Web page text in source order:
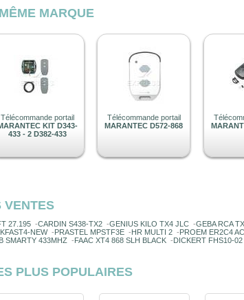
MARQUE
Télécommande portail
KIT D343-
433 - 2 D382-433
Télécommande portail
MARANTEC D572-868
VENTES
27.195 -CARDIN S438-TX2 -GENIUS KILO TX4 JLC -GEBA RCA
NEW-PRASTEL MPSTF3E -HR MULTI 2 -PROEM ER2C4
SMARTY 433MHZ -FAAC XT4 868 SLH BLACK -DICKERT FHS10-02
PLUS POPULAIRES